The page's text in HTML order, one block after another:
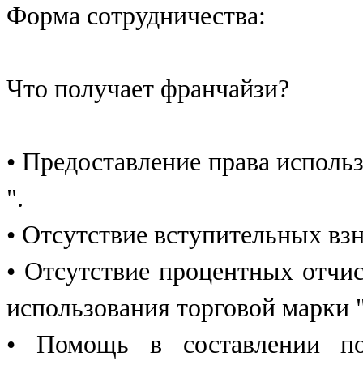
Форма сотрудничества:
Что получает франчайзи?
• Предоставление права
".
• Отсутствие вступительных
• Отсутствие процентных
использования торговой
• Помощь в составлении